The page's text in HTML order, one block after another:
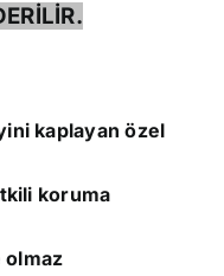
kaplayan özel
koruma
olmaz